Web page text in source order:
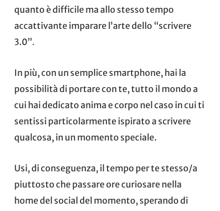
quanto è difficile ma allo stesso tempo
accattivante imparare l’arte dello “scrivere
3.0”.
In più, con un semplice smartphone, hai la
possibilità di portare con te, tutto il mondo a
cui hai dedicato anima e corpo nel caso in cui ti
sentissi particolarmente ispirato a scrivere
qualcosa, in un momento speciale.
Usi, di conseguenza, il tempo per te stesso/a
piuttosto che passare ore curiosare nella
home del social del momento, sperando di